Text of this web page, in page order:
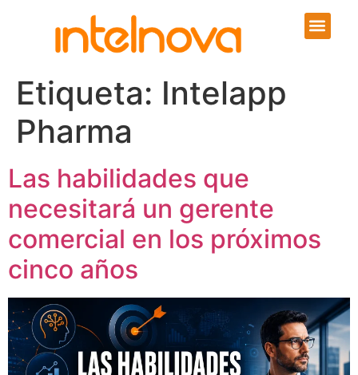
Etiqueta: Intelapp
Pharma
Las habilidades que
necesitará un gerente
comercial en los próximos
cinco años